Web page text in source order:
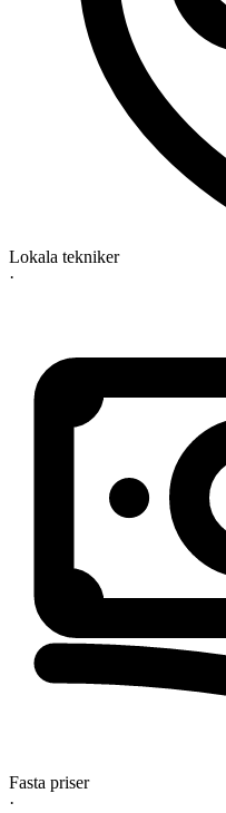
Lokala tekniker
·
Fasta priser
·